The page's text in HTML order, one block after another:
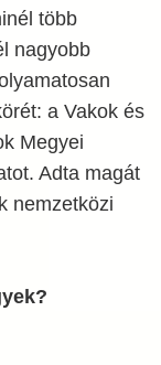
több
nagyobb
a Vakok és
Megyei
Adta magát
nemzetközi